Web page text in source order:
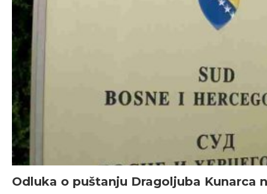
Odluka o puštanju Dragoljuba Kunarca